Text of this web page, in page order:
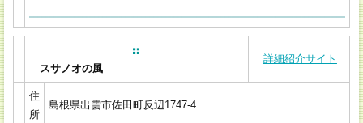
スサノオの風
詳細紹介サイト
住
所
島根県出雲市佐田町反辺1747-4